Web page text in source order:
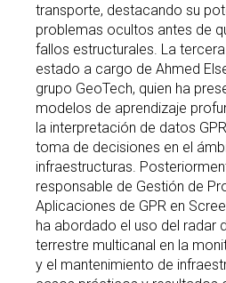
transporte, destacando su
problemas ocultos antes de
fallos estructurales. La
estado a cargo de Ahmed
grupo GeoTech, quien ha
modelos de aprendizaje
la interpretación de datos
toma de decisiones en el
infraestructuras.
responsable de Gestión de
Aplicaciones de GPR en
ha abordado el uso del radar
terrestre multicanal en la
y el mantenimiento de